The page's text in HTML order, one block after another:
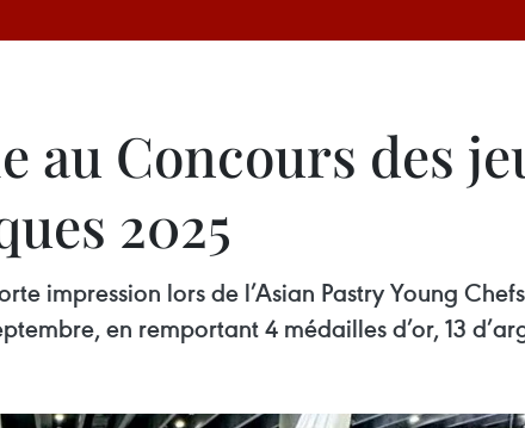
au Concours des
2025
impression lors de l’Asian Pastry Young
en remportant 4 médailles d’or, 13